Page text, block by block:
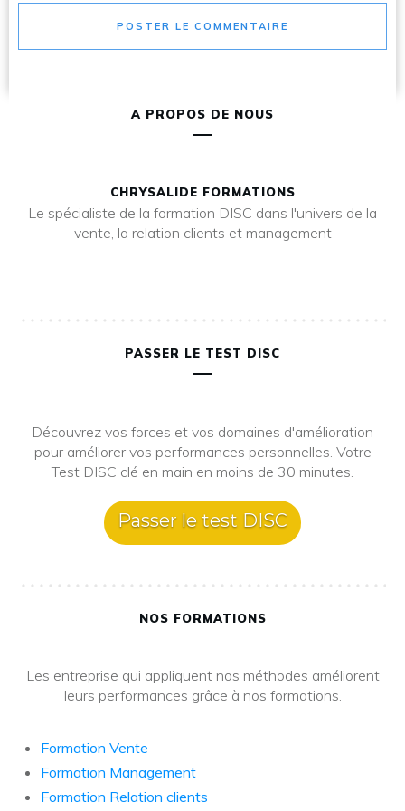
POSTER LE COMMENTAIRE
A PROPOS DE NOUS
CHRYSALIDE FORMATIONS
Le spécialiste de la formation DISC dans l'univers de la
vente, la relation clients et management
PASSER LE TEST DISC
Découvrez vos forces et vos domaines d'amélioration
pour améliorer vos performances personnelles. Votre
Test DISC clé en main en moins de 30 minutes.
Passer le test DISC
NOS FORMATIONS
Les entreprise qui appliquent nos méthodes améliorent
leurs performances grâce à nos formations.
Formation Vente
Formation Management
Formation Relation clients